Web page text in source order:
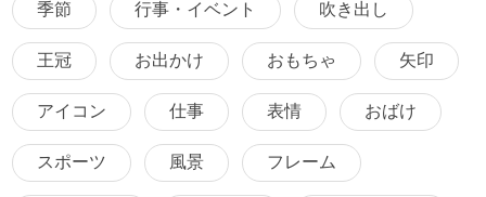
季節 行事・イベント 吹き出し
王冠 お出かけ おもちゃ 矢印
アイコン 仕事 表情 おばけ
スポーツ 風景 フレーム